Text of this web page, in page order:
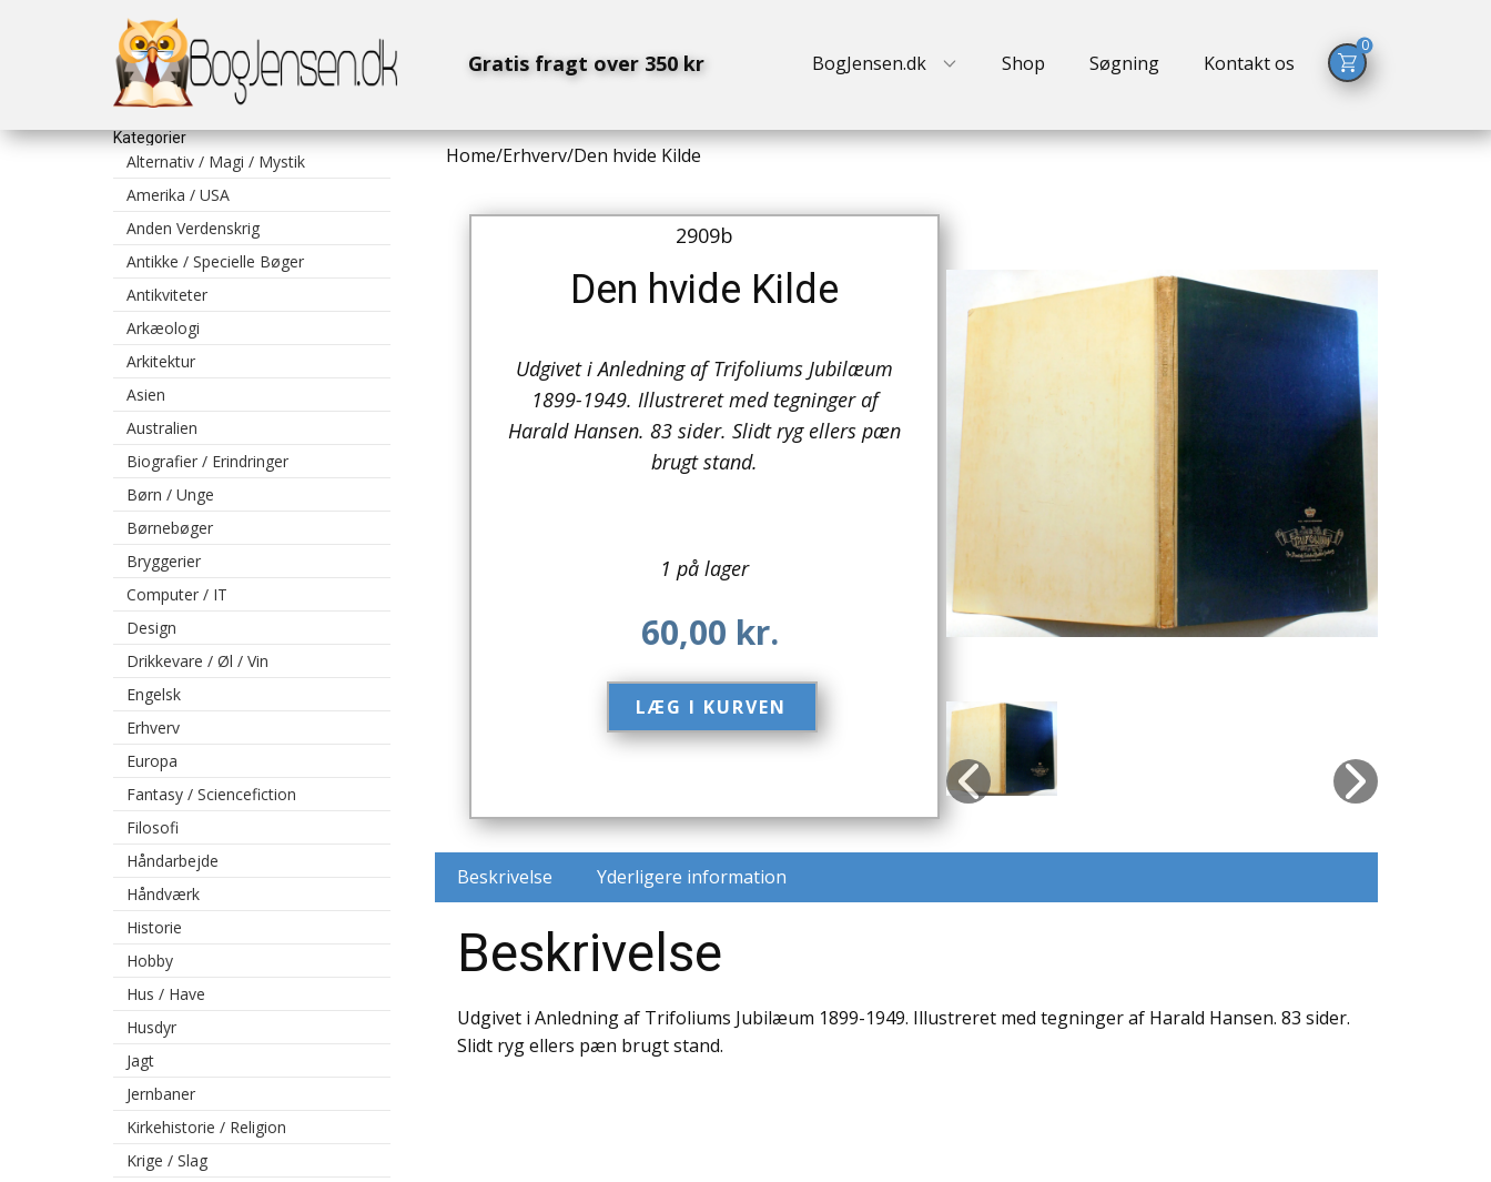
BogJensen.dk Shop Søgning Kontakt os
Gratis fragt over 350 kr
0
Kategorier
Alternativ / Magi / Mystik
Amerika / USA
Anden Verdenskrig
Antikke / Specielle Bøger
Antikviteter
Arkæologi
Arkitektur
Asien
Australien
Biografier / Erindringer
Børn / Unge
Børnebøger
Bryggerier
Computer / IT
Design
Drikkevare / Øl / Vin
Engelsk
Erhverv
Europa
Fantasy / Sciencefiction
Filosofi
Håndarbejde
Håndværk
Historie
Hobby
Hus / Have
Husdyr
Jagt
Jernbaner
Kirkehistorie / Religion
Krige / Slag
Home/Erhverv/Den hvide Kilde
2909b
Den hvide Kilde
Udgivet i Anledning af Trifoliums Jubilæum
1899-1949. Illustreret med tegninger af
Harald Hansen. 83 sider. Slidt ryg ellers pæn
brugt stand.
1 på lager
60,00 kr.
LÆG I KURVEN​
Beskrivelse Yderligere information
Beskrivelse
Udgivet i Anledning af Trifoliums Jubilæum 1899-1949. Illustreret med tegninger af Harald Hansen. 83 sider.
Slidt ryg ellers pæn brugt stand.